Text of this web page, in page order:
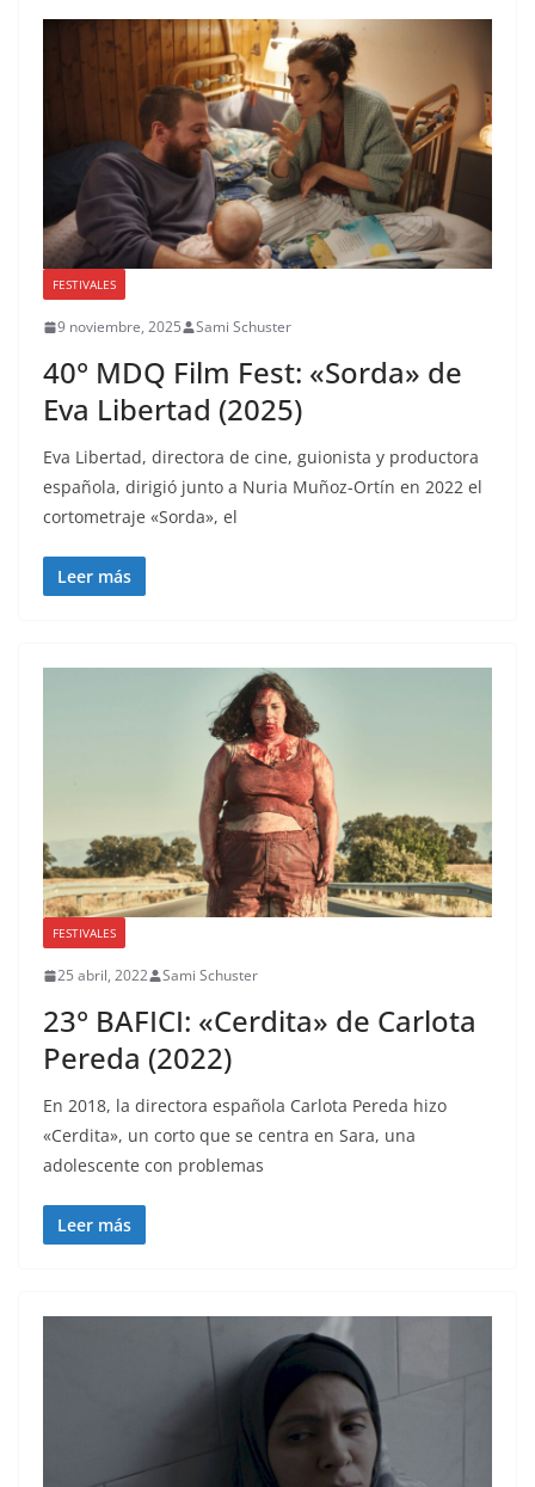
FESTIVALES
9 noviembre, 2025 Sami Schuster
40° MDQ Film Fest: «Sorda» de
Eva Libertad (2025)
Eva Libertad, directora de cine, guionista y productora
española, dirigió junto a Nuria Muñoz-Ortín en 2022 el
cortometraje «Sorda», el
Leer más
FESTIVALES
25 abril, 2022 Sami Schuster
23° BAFICI: «Cerdita» de Carlota
Pereda (2022)
En 2018, la directora española Carlota Pereda hizo
«Cerdita», un corto que se centra en Sara, una
adolescente con problemas
Leer más